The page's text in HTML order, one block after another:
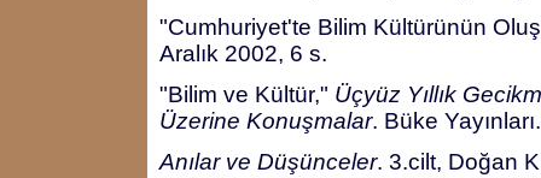
"Cumhuriyet'te Bilim Kültürünün
Aralık 2002, 6 s.
"Bilim ve Kültür," Üçyüz Yıllık
Üzerine Konuşmalar. Büke
Anılar ve Düşünceler. 3.cilt, Doğan